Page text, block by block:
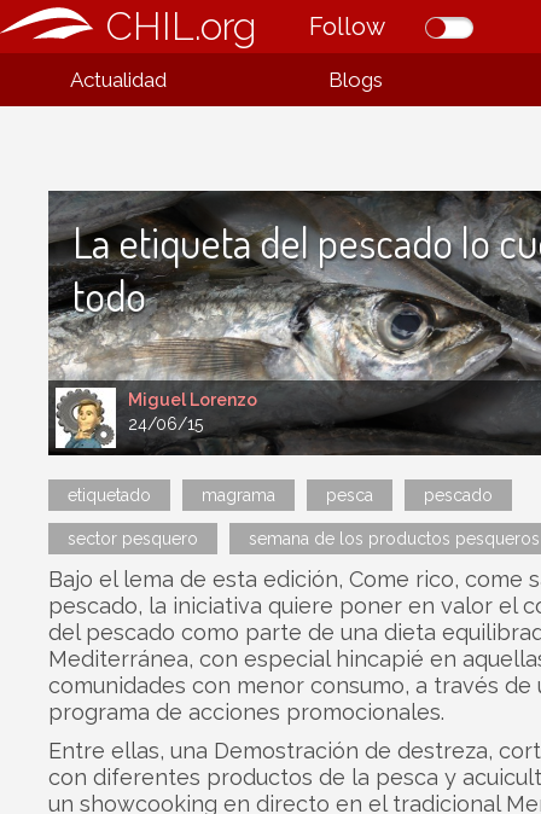
CHIL.org Follow
Actualidad Blogs
Miguel Lorenzo
24/06/15
La etiqueta del pescado lo
todo
etiquetado magrama pesca pescado
sector pesquero semana de los productos pesqueros
Bajo el lema de esta edición, Come rico, come
pescado, la iniciativa quiere poner en valor el
del pescado como parte de una dieta
Mediterránea, con especial hincapié en
comunidades con menor consumo, a través de
programa de acciones promocionales.
Entre ellas, una Demostración de destreza,
con diferentes productos de la pesca y
un showcooking en directo en el tradicional